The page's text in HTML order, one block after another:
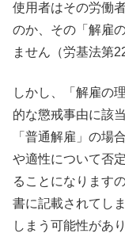
使用者はその労働
のか、その「解雇
ません（労基法第
しかし、「解雇の
的な懲戒事由に該
「普通解雇」の場
や適性について否
ることになります
書に記載されてし
しまう可能性があり